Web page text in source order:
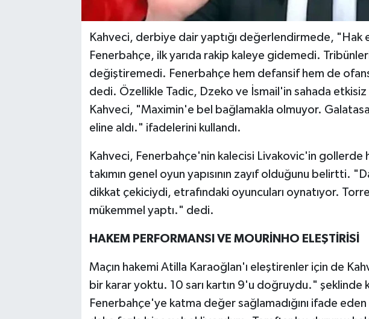
Kahveci, derbiye dair yaptığı değerlendirmede, "Hak
Fenerbahçe, ilk yarıda rakip kaleye gidemedi.
değiştiremedi. Fenerbahçe hem defansif hem de
dedi. Özellikle Tadic, Dzeko ve İsmail'in sahada
Kahveci, "Maximin'e bel bağlamakla olmuyor.
eline aldı." ifadelerini kullandı.
Kahveci, Fenerbahçe'nin kalecisi Livakovic'in gollerde
takımın genel oyun yapısının zayıf olduğunu belirtti.
dikkat çekiciydi, etrafındaki oyuncuları oynatıyor.
mükemmel yaptı." dedi.
HAKEM PERFORMANSI VE MOURİNHO ELEŞTİRİSİ
Maçın hakemi Atilla Karaoğlan'ı eleştirenler için de
bir karar yoktu. 10 sarı kartın 9'u doğruydu."
Fenerbahçe'ye katma değer sağlamadığını ifade